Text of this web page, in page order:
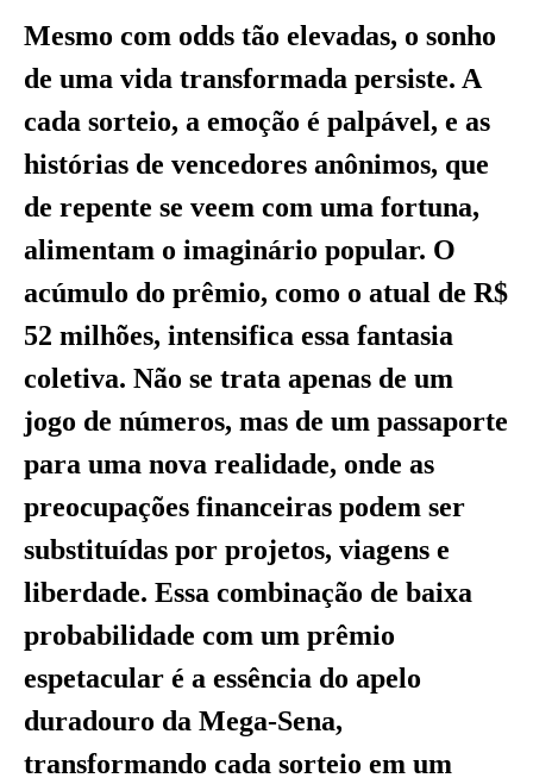
Mesmo com odds tão elevadas, o sonho
de uma vida transformada persiste. A
cada sorteio, a emoção é palpável, e as
histórias de vencedores anônimos, que
de repente se veem com uma fortuna,
alimentam o imaginário popular. O
acúmulo do prêmio, como o atual de R$
52 milhões, intensifica essa fantasia
coletiva. Não se trata apenas de um
jogo de números, mas de um passaporte
para uma nova realidade, onde as
preocupações financeiras podem ser
substituídas por projetos, viagens e
liberdade. Essa combinação de baixa
probabilidade com um prêmio
espetacular é a essência do apelo
duradouro da Mega-Sena,
transformando cada sorteio em um